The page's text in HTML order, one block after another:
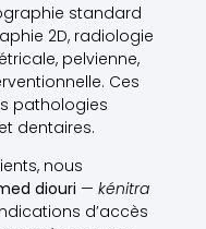
standard
2D, radiologie
pelvienne,
Ces
pathologies
dentaires.
nous
diouri — kénitra
d’accès